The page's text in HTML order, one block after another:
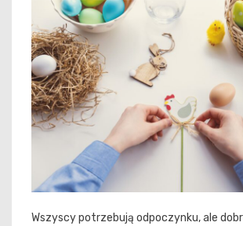
Wszyscy potrzebują odpoczynku, ale